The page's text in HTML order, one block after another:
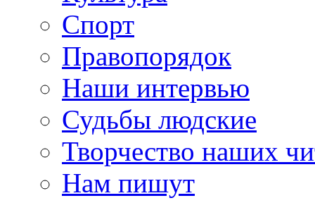
Спорт
Правопорядок
Наши интервью
Судьбы людские
Творчество наших
Нам пишут